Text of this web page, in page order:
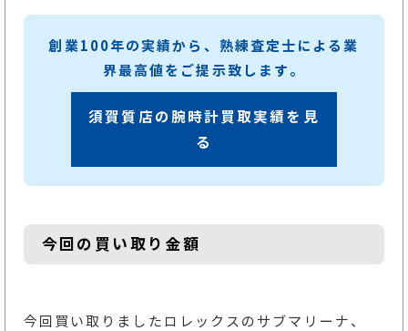
創業100年の実績から、熟練査定士による業
界最高値をご提示致します。
須賀質店の腕時計買取実績を見
る
今回の買い取り金額
今回買い取りましたロレックスのサブマリーナ、